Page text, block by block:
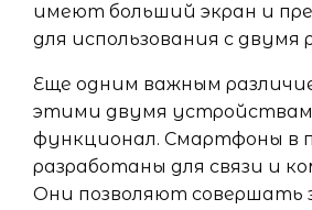
имеют больший экран и
для использования с двумя
Еще одним важным
этими двумя
функционал. Смартфоны в
разработаны для связи и
Они позволяют совершать